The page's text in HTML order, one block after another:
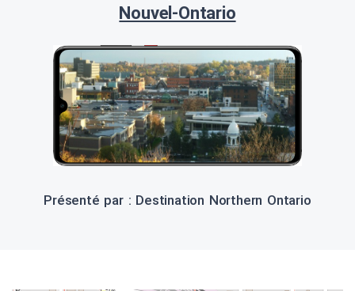
Nouvel-Ontario
Présenté par : Destination Northern Ontario